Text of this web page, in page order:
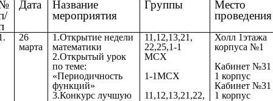
Дата
Название
мероприятия
Группы
Место
проведения
26
марта
1.Открытие недели
математики
2.Открытый урок
по теме:
«Периодичность
функций»
3.Конкурс лучшую
11,12,13,21,
22,25,1-1
МСХ
1-1МСХ
11,12,13,21,22,
Холл 1этажа
корпуса №1
Кабинет №31
1 корпус
Кабинет №31
1 корпус